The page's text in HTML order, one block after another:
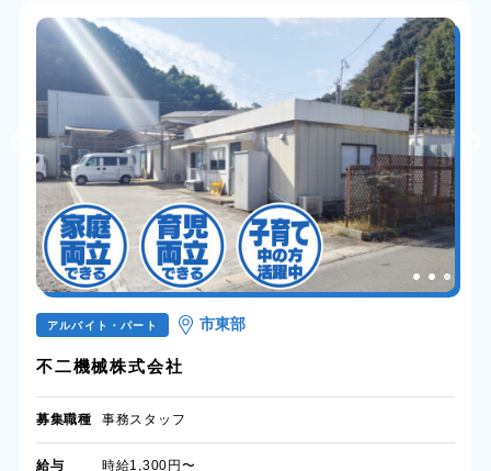
アルバイト・パート 市東部
不二機械株式会社
募集職種 事務スタッフ
給与 時給1,300円〜